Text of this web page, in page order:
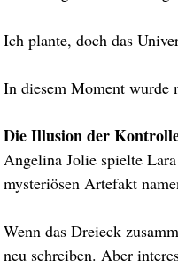
Ich plante, doch das
In diesem Moment wurde
Die Illusion der
Angelina Jolie spielte
mysteriösen Artefakt
Wenn das Dreieck
neu schreiben. Aber